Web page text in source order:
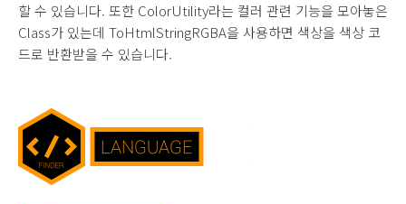
할 수 있습니다. 또한 ColorUtility라는 컬러 관련 기능을 모아놓은
Class가 있는데 ToHtmlStringRGBA을 사용하면 색상을 색상 코
드로 반환받을 수 있습니다.